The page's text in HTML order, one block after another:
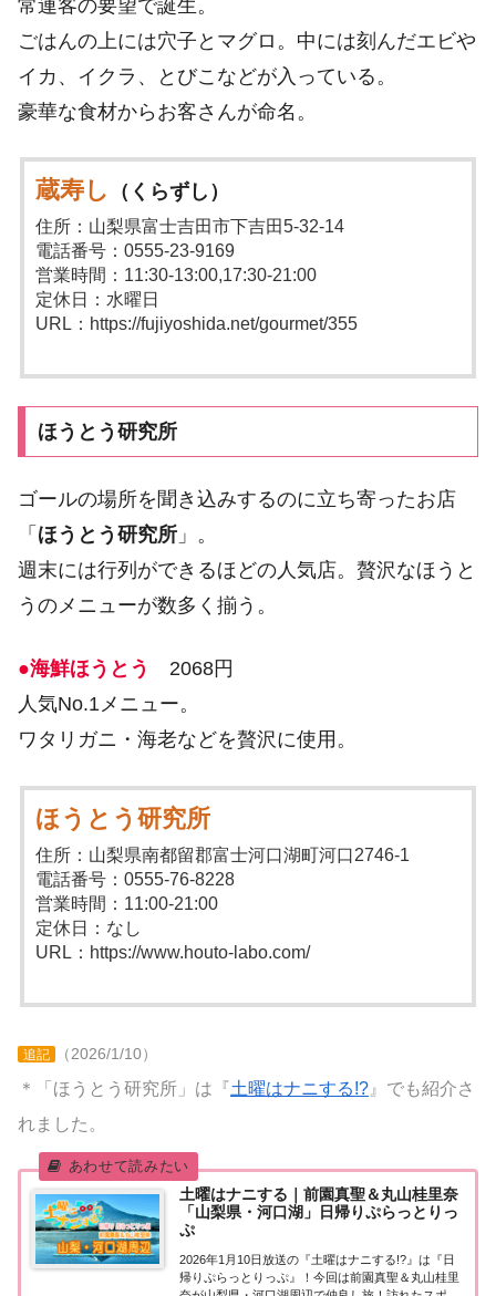
常連客の要望で誕生。
ごはんの上には穴子とマグロ。中には刻んだエビや
イカ、イクラ、とびこなどが入っている。
豪華な食材からお客さんが命名。
蔵寿し （くらずし）
住所：山梨県富士吉田市下吉田5-32-14
電話番号：0555-23-9169
営業時間：11:30-13:00 ,17:30-21:00
定休日：水曜日
URL：https://fujiyoshida.net/gourmet/355
ほうとう研究所
ゴールの場所を聞き込みするのに立ち寄ったお店
「 ほうとう研究所 」。
週末には行列ができるほどの人気店。贅沢なほうと
うのメニューが数多く揃う。
●海鮮ほうとう
2068円
人気No.1メニュー。
ワタリガニ・海老などを贅沢に使用。
ほうとう研究所
住所：山梨県南都留郡富士河口湖町河口2746-1
電話番号：0555-76-8228
営業時間：11:00-21:00
定休日：なし
URL：https://www.houto-labo.com/
追記 （2026/1/10）
＊「ほうとう研究所」は『土曜はナニする!? 』でも紹介さ
れました。
土曜はナニする｜前園真聖＆丸山桂里奈
「山梨県・河口湖」日帰りぷらっとりっ
ぷ
2026年1月10日放送の『土曜はナニする!?』は『日
帰りぷらっとりっぷ』！今回は前園真聖＆丸山桂里